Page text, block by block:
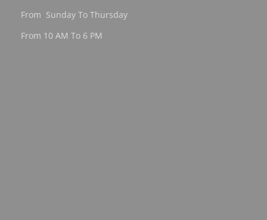
From Sunday To Thursday
From 10 AM To 6 PM